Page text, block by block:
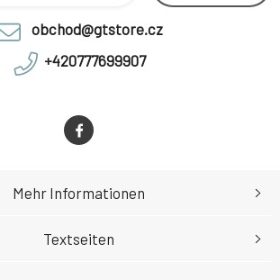
obchod@gtstore.cz
+420777699907
Mehr Informationen
Textseiten